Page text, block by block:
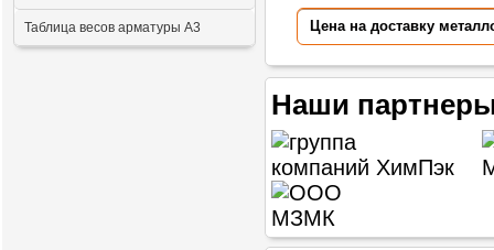
Таблица весов арматуры А3 Цена на доставку
Наши